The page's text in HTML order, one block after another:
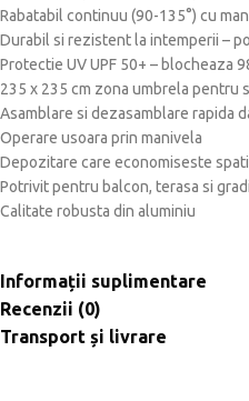
Rabatabil continuu (90-135°) cu
Durabil si rezistent la intemperii –
Protectie UV UPF 50+ – blocheaza
235 x 235 cm zona umbrela pentru
Asamblare si dezasamblare rapida
Operare usoara prin manivela
Depozitare care economiseste
Potrivit pentru balcon, terasa si
Calitate robusta din aluminiu
Informații suplimentare
Recenzii (0)
Transport și livrare